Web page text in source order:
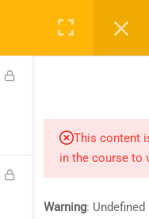
This content
in the course to
Warning: